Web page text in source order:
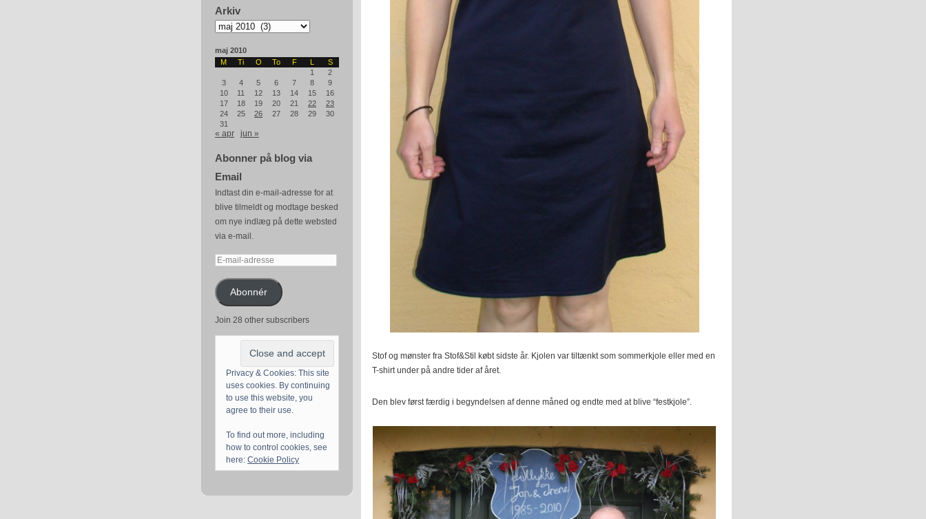
Arkiv
Arkiv
maj 2010
M
Ti O To F L
S
1
2
3
4 5 6 7 8
9
10
11 12 13 14 15
16
17
18 19 20 21 22
23
24
25 26 27 28 29
30
31
« apr jun »
Abonner på blog via
Email
Indtast din e-mail-adresse for at
blive tilmeldt og modtage besked
om nye indlæg på dette websted
via e-mail.
E-
adresseAbonnér
Join 28 other subscribers
Privacy & Cookies: This site
uses cookies. By continuing
to use this website, you
agree to their use.
To find out more, including
how to control cookies, see
here: Cookie Policy
Stof og mønster fra Stof&Stil købt sidste år. Kjolen var tiltænkt som sommerkjole eller med en
T-shirt under på andre tider af året.
Den blev først færdig i begyndelsen af denne måned og endte med at blive “festkjole”.